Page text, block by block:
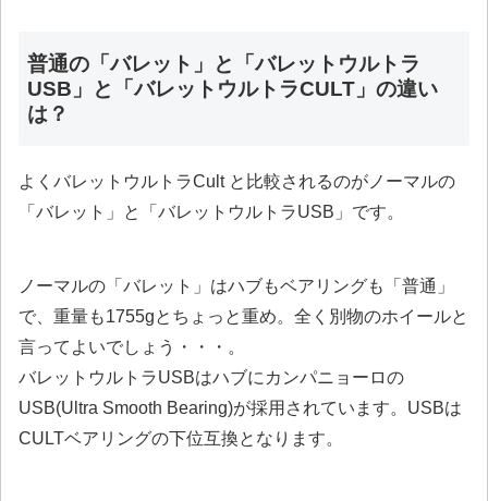
普通の「バレット」と「バレットウルトラ
USB」と「バレットウルトラCULT」の違い
は？
よくバレットウルトラCult と比較されるのがノーマルの
「バレット」と「バレットウルトラUSB」です。
ノーマルの「バレット」はハブもベアリングも「普通」
で、重量も1755gとちょっと重め。全く別物のホイールと
言ってよいでしょう・・・。
バレットウルトラUSBはハブにカンパニョーロの
USB(Ultra Smooth Bearing)が採用されています。USBは
CULTベアリングの下位互換となります。